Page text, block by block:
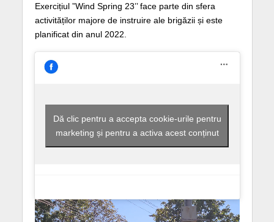
Exercițiul ”Wind Spring 23’’ face parte din sfera
activităților majore de instruire ale brigăzii și este
planificat din anul 2022.
Dă clic pentru a accepta cookie-urile pentru
marketing și pentru a activa acest conținut